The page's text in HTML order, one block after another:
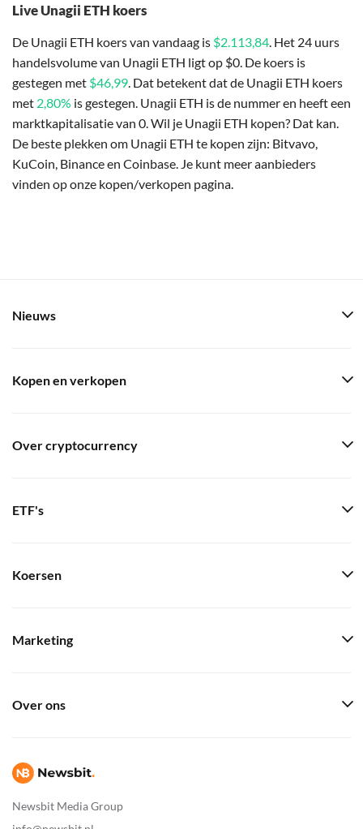
Live Unagii ETH koers
De Unagii ETH koers van vandaag is $2.113,84. Het 24 uurs
handelsvolume van Unagii ETH ligt op $0. De koers is
gestegen met $46,99. Dat betekent dat de Unagii ETH koers
met 2,80% is gestegen. Unagii ETH is de nummer en heeft een
marktkapitalisatie van 0. Wil je Unagii ETH kopen? Dat kan.
De beste plekken om Unagii ETH te kopen zijn: Bitvavo,
KuCoin, Binance en Coinbase. Je kunt meer aanbieders
vinden op onze kopen/verkopen pagina.
Newsbit Media Group
Nieuws
Kopen en verkopen
Over cryptocurrency
ETF's
Koersen
Marketing
Over ons